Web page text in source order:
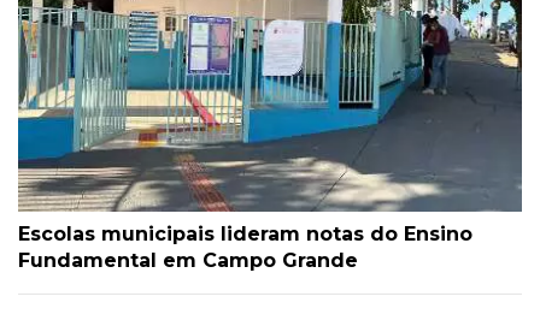
Escolas municipais lideram notas do Ensino
Fundamental em Campo Grande